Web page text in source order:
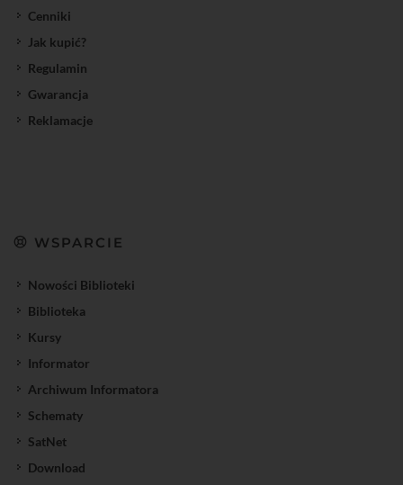
Cenniki
Jak kupić?
Regulamin
Gwarancja
Reklamacje
WSPARCIE
Nowości Biblioteki
Biblioteka
Kursy
Informator
Archiwum Informatora
Schematy
SatNet
Download